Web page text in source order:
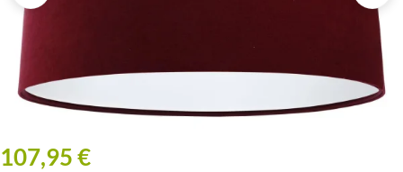
107,95 €